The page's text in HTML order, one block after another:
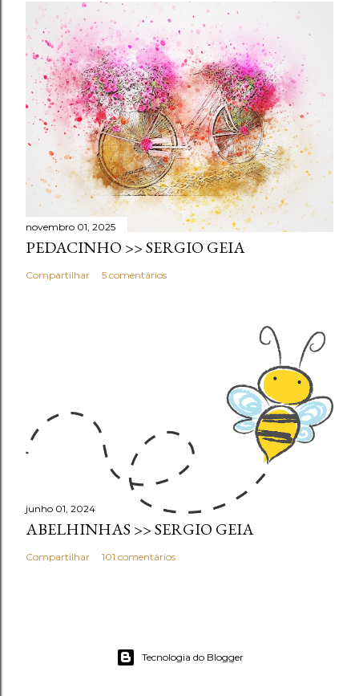
novembro 01, 2025
PEDACINHO >> SERGIO GEIA
Compartilhar 5 comentários
junho 01, 2024
ABELHINHAS >> SERGIO GEIA
Compartilhar 101 comentários
Tecnologia do Blogger